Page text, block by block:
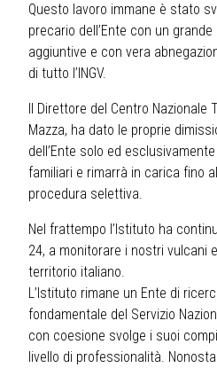
Questo lavoro immane è stato
precario dell’Ente con un
aggiuntive e con vera
di tutto l’INGV.
Il Direttore del Centro Nazionale
Mazza, ha dato le proprie
dell’Ente solo ed
familiari e rimarrà in carica fino
procedura selettiva.
Nel frattempo l’Istituto ha
24, a monitorare i nostri vulcani
territorio italiano.
L’Istituto rimane un Ente di
fondamentale del Servizio
con coesione svolge i suoi
livello di professionalità.